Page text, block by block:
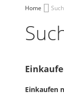
Home
Einkaufen